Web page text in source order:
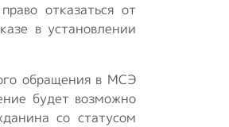
отказаться от
в установлении
обращения в МСЭ
будет возможно
со статусом